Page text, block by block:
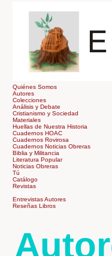
Quiénes Somos
Autores
Colecciones
Análisis y Debate
Cristianismo y Sociedad
Materiales
Huellas de Nuestra Historia
Cuadernos HOAC
Cuadernos Rovirosa
Cuadernos Noticias Obreras
Biblia y Militancia
Literatura Popular
Noticias Obreras
Tú
Catálogo
Revistas
Entrevistas Autores
Reseñas Libros